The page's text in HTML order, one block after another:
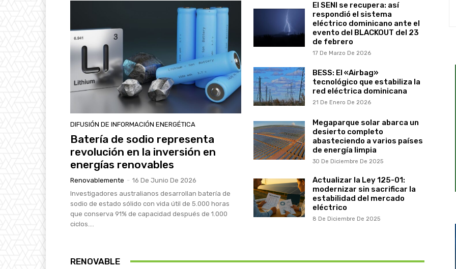
DIFUSIÓN DE INFORMACIÓN ENERGÉTICA
Batería de sodio representa
revolución en la inversión en
energías renovables
Renovablemente - 16 De Junio De 2026
Investigadores australianos desarrollan batería de
sodio de estado sólido con vida útil de 5.000 horas
que conserva 91% de capacidad después de 1.000
ciclos....
El SENI se recupera: así
respondió el sistema
eléctrico dominicano ante el
evento del BLACKOUT del 23
de febrero
17 De Marzo De 2026
BESS: El «Airbag»
tecnológico que estabiliza la
red eléctrica dominicana
21 De Enero De 2026
Megaparque solar abarca un
desierto completo
abasteciendo a varios países
de energía limpia
30 De Diciembre De 2025
Actualizar la Ley 125-01:
modernizar sin sacrificar la
estabilidad del mercado
eléctrico
8 De Diciembre De 2025
RENOVABLE